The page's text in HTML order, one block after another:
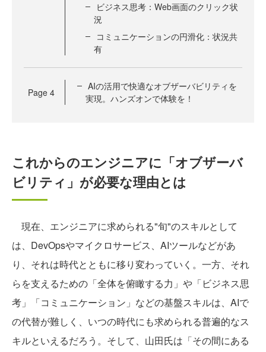
ビジネス思考：Web画面のクリック状
況
コミュニケーションの円滑化：状況共
有
Page 4
AIの活用で快適なオブザーバビリティを
実現。ハンズオンで体験を！
これからのエンジニアに「オブザーバ
ビリティ」が必要な理由とは
現在、エンジニアに求められる"旬"のスキルとして
は、DevOpsやマイクロサービス、AIツールなどがあ
り、それは時代とともに移り変わっていく。一方、それ
らを支えるための「全体を俯瞰する力」や「ビジネス思
考」「コミュニケーション」などの基盤スキルは、AIで
の代替が難しく、いつの時代にも求められる普遍的なス
キルといえるだろう。そして、山田氏は「その間にある